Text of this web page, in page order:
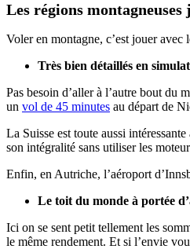
Les régions
Voler en montagne, c’est jouer
Très bien détaillés en
Pas besoin d’aller à l’autre bout du
un vol de 45 minutes au départ de
La Suisse est toute aussi
son intégralité sans utiliser les
Enfin, en Autriche, l’aéroport
Le toit du monde à portée
Ici on se sent petit tellement les
le même rendement. Et si l’envie